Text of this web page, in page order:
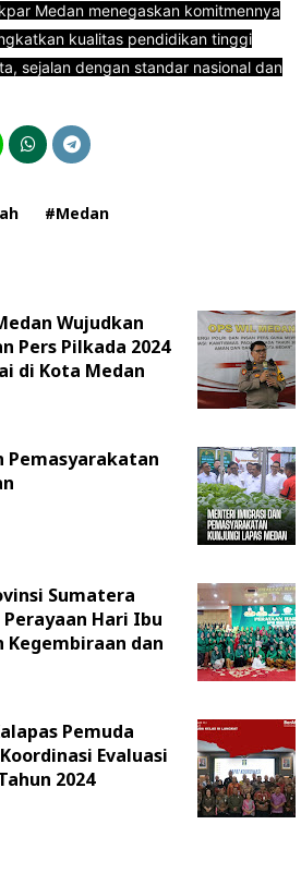
Medan menegaskan komitmennya
kualitas pendidikan tinggi
sejalan dengan standar nasional dan
#Medan
Wujudkan
Pers Pilkada 2024
di Kota Medan
Sumatera
Hari Ibu
Kegembiraan dan
Pemuda
Evaluasi
2024